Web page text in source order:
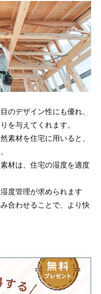
のデザイン性にも優れ、
を与えてくれます。
素材を住宅に用いると、
材は、住宅の湿度を適度
度管理が求められます
合わせることで、より快